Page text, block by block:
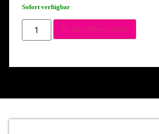
Sofort verfügbar
In den Warenkorb